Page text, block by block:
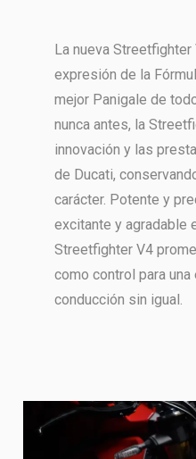
La nueva
expresión de la
mejor Panigale de
nunca antes, la
innovación y las
de Ducati,
carácter. Potente y
excitante y agradable
Streetfighter V4
como control para
conducción sin igual.